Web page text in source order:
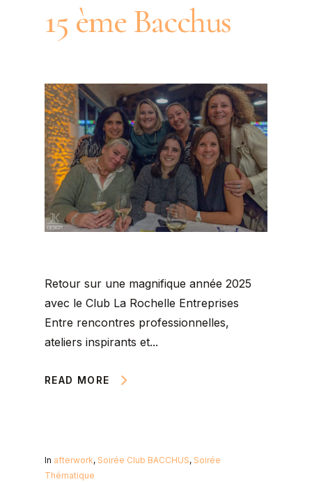
15 ème Bacchus
Retour sur une magnifique année 2025
avec le Club La Rochelle Entreprises
Entre rencontres professionnelles,
ateliers inspirants et...
READ MORE
In afterwork, Soirée Club BACCHUS, Soirée
Thématique